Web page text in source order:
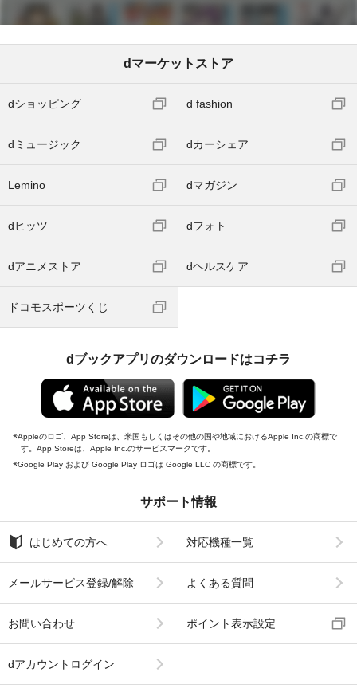
dマーケットストア
dショッピング d fashion
dミュージック dカーシェア
Lemino dマガジン
dヒッツ dフォト
dアニメストア dヘルスケア
ドコモスポーツくじ
dブックアプリのダウンロードはコチラ
Appleのロゴ、App Storeは、米国もしくはその他の国や地域におけるApple Inc.の商標で
す。App Storeは、Apple Inc.のサービスマークです。
Google Play および Google Play ロゴは Google LLC の商標です。
サポート情報
はじめての方へ 対応機種一覧
メールサービス登録/解除 よくある質問
お問い合わせ ポイント表示設定
dアカウントログイン